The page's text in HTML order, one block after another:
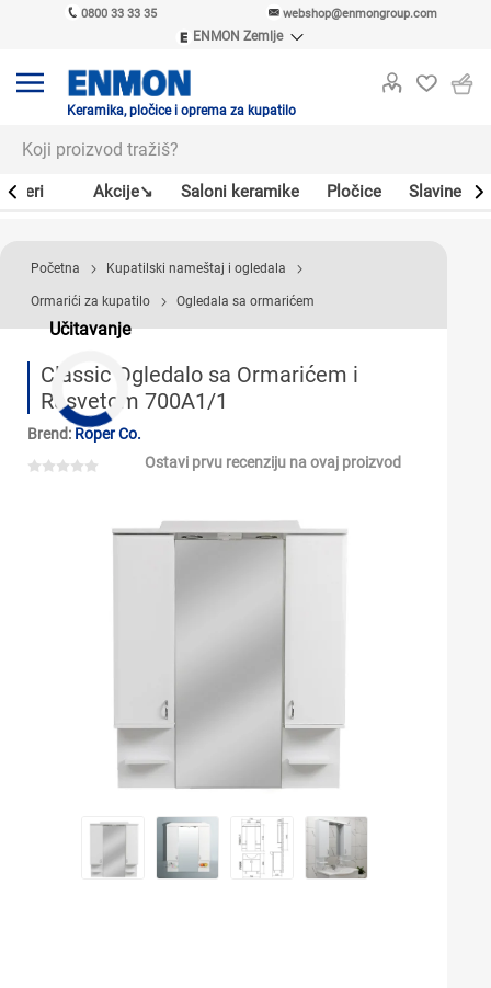
0800 33 33 35 webshop@enmongroup.com
ENMON Zemlje
ENMON MKD
Keramika, pločice i oprema za kupatilo
Akcije↘ Saloni keramike Pločice Slavine
Učitavanje
Početna Kupatilski nameštaj i ogledala
Ormarići za kupatilo Ogledala sa ormarićem
Classic Ogledalo sa Ormarićem i
Rasvetom 700A1/1
Brend: Roper Co.
Ostavi prvu recenziju na ovaj proizvod